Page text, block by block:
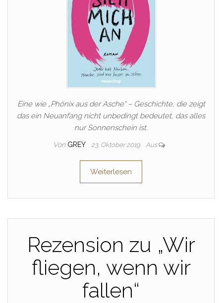
Eine wie „Phönix aus der Asche“ – Geschichte, die zeigt
das ein Neuanfang nicht unbedingt bedeutet, das alles
nur Sonnenschein ist.
Von GREY 23. Oktober 2019 Aus
Weiterlesen
Rezension zu „Wir
fliegen, wenn wir
fallen“